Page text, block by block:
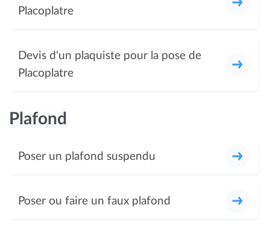
Placoplatre
Devis d'un plaquiste pour la pose de
Placoplatre
Plafond
Poser un plafond suspendu
Poser ou faire un faux plafond